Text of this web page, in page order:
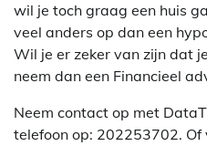
wil je toch graag een huis
veel anders op dan een
Wil je er zeker van zijn dat
neem dan een Financieel
Neem contact op met
telefoon op: 202253702. Of